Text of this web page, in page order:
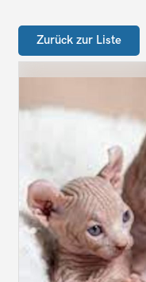
Zurück zur Liste